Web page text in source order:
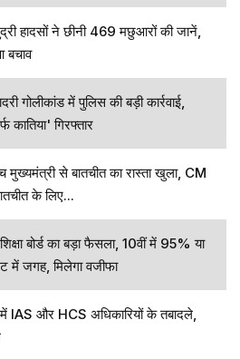
हादसों ने छीनी 469 मछुआरों की जानें,
में पुलिस की बड़ी कार्रवाई,
कातिया' गिरफ्तार
मुख्यमंत्री से बातचीत का रास्ता खुला, CM
के लिए...
बोर्ड का बड़ा फैसला, 10वीं में 95% या
में जगह, मिलेगा वजीफा
IAS और HCS अधिकारियों के तबादले,